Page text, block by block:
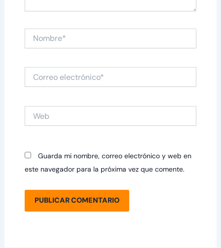
Nombre*
electrónico*
Guarda mi nombre, correo electrónico y web en
este navegador para la próxima vez que comente.